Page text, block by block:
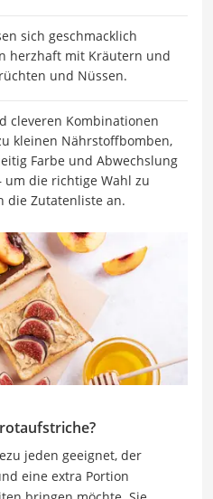
sich geschmacklich
herzhaft mit Kräutern und
und Nüssen.
cleveren Kombinationen
kleinen Nährstoffbomben,
Farbe und Abwechslung
die richtige Wahl zu
die Zutatenliste an.
jeden geeignet, der
eine extra Portion